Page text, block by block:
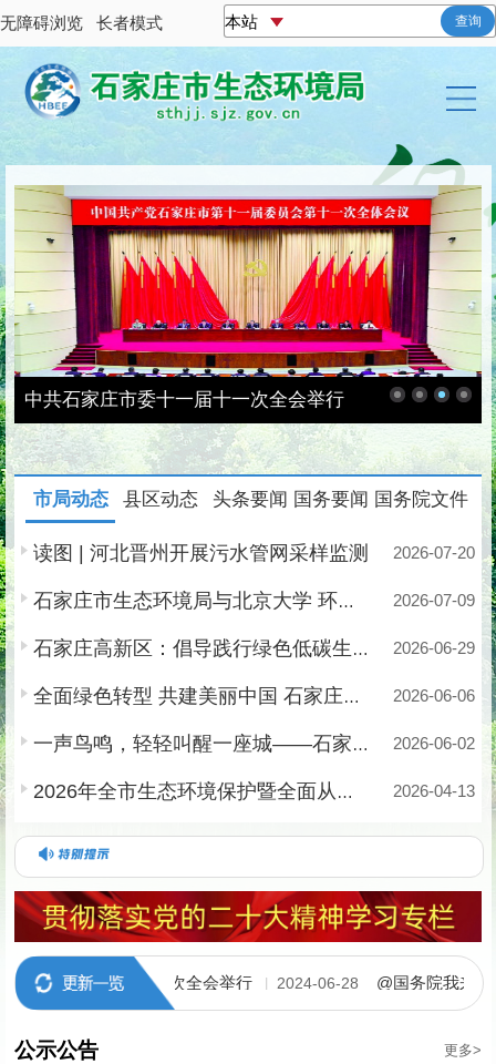
无障碍浏览 长者模式 查询
中共石家庄市委十一届十一次全会举行
市局动态 县区动态 头条要闻 国务要闻 国务院文件
读图 | 河北晋州开展污水管网采样监测 2026-07-20
石家庄市生态环境局与北京大学 环境科学与工程学院一行座谈 2026-07-09
石家庄高新区：倡导践行绿色低碳生活 2026-06-29
全面绿色转型 共建美丽中国 石家庄市举办2026年六五环境日主题宣传活动 2026-06-06
一声鸟鸣，轻轻叫醒一座城——石家庄构建人鸟相依的生态家园 2026-06-02
2026年全市生态环境保护暨全面从严治党工作会议召开 2026-04-13
庄市委十一届十一次全会举行 | 2024-06-28 @国务院我来说
用处置的公告（跨省转出）
公示公告 更多>